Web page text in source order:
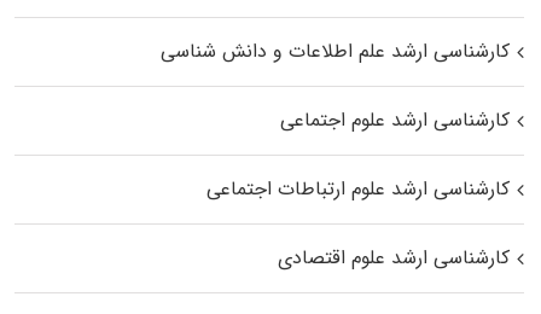
کارشناسی ارشد علم اطلاعات و دانش شناسی
کارشناسی ارشد علوم اجتماعی
کارشناسی ارشد علوم ارتباطات اجتماعی
کارشناسی ارشد علوم اقتصادی